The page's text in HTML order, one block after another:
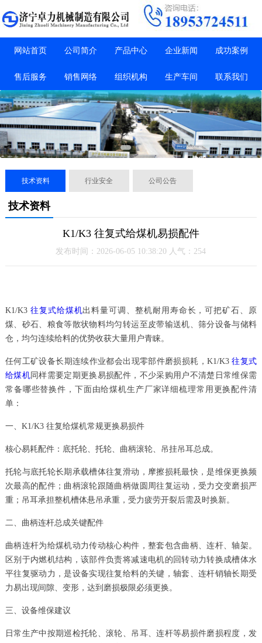
网站首页 公司简介 产品中心 企业新闻 成功案例
售后服务 销售网络 组织机构 生产车间 联系我们
技术资料 行业安全 公司公告
技术资料
K1/K3 往复式给煤机易损配件
发布时间：2026-06-05 10:38:20 人气：254
K1/K3 往复式给煤机出料量可调、整机耐用寿命长，可把矿石、原
煤、砂石、粮食等散状物料均匀转运至皮带输送机、筛分设备与储料
仓，均匀连续给料的优势收获大量用户青睐。
任何工矿设备长期连续作业都会出现零部件磨损损耗，K1/K3往复式
给煤机 同样需要定期更换易损配件，不少采购用户不清楚日常维保需
常备哪些替换件，下面由给煤机生产厂家详细梳理常用更换配件清
单：
一、K1/K3 往复给煤机常规更换易损件
核心易耗配件：底托轮、托轮、曲柄滚轮、吊挂吊耳总成。
托轮与底托轮长期承载槽体往复滑动，摩擦损耗最快，是维保更换频
次最高的配件；曲柄滚轮跟随曲柄做圆周往复运动，受力交变磨损严
重；吊耳承担整机槽体悬吊承重，受力疲劳开裂后需及时换新。
二、曲柄连杆总成关键配件
曲柄连杆为给煤机动力传动核心构件，整套包含曲柄、连杆、轴架。
区别于内燃机结构，该部件负责将减速电机的回转动力转换成槽体水
平往复驱动力，是设备实现往复给料的关键，轴套、连杆销轴长期受
力易出现间隙、变形，达到磨损极限必须更换。
三、设备维保建议
日常生产中按期巡检托轮、滚轮、吊耳、连杆等易损件磨损程度，发